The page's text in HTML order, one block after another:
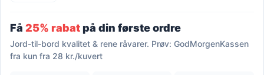
Få 25% rabatpå din første ordre
Jord-til-bord kvalitet & rene råvarer. Prøv: GodMorgenKassen
fra kun fra 28 kr./kuvert